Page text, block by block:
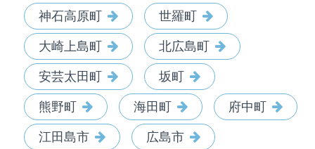
神石高原町 世羅町
大崎上島町 北広島町
安芸太田町 坂町
熊野町 海田町 府中町
江田島市 広島市